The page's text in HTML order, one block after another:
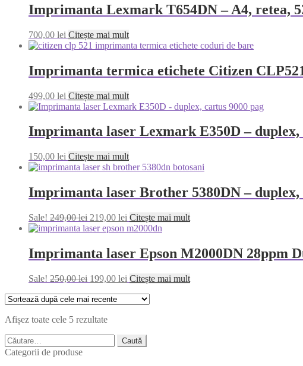
recente
Imprimanta Lexmark T654DN – A4, retea,
700,00 lei Citește mai mult
Imprimanta termica etichete Citizen
499,00 lei Citește mai mult
Imprimanta laser Lexmark E350D – duplex,
150,00 lei Citește mai mult
Imprimanta laser Brother 5380DN – duplex,
Sale! 249,00lei Prețul
inițial
fost:
249,00 lei.
219,00 lei Prețul
curent
219,00 lei.
Citește mai mult
Imprimanta laser Epson M2000DN 28ppm
Sale! 250,00lei Prețul
a
250,00 lei.
199,00 lei Prețul
este:
Citește mai mult
Afișez toate cele 5 rezultateSortat
Caută
după:
Categorii de produse